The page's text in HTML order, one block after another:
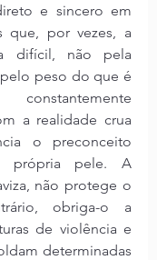
e sincero em
que, por vezes, a
difícil, não pela
peso do que é
a realidade crua
o preconceito
própria pele. A
não protege o
obriga-o a
de violência e
determinadas